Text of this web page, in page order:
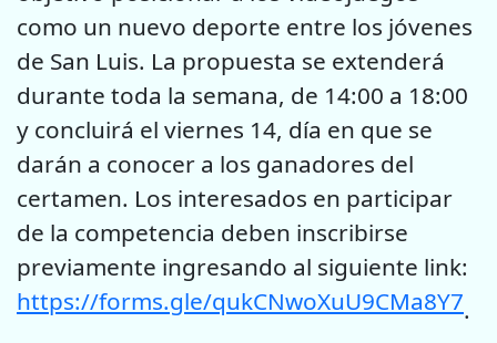
como un nuevo deporte entre los jóvenes
de San Luis. La propuesta se extenderá
durante toda la semana, de 14:00 a 18:00
y concluirá el viernes 14, día en que se
darán a conocer a los ganadores del
certamen. Los interesados en participar
de la competencia deben inscribirse
previamente ingresando al siguiente link:
https://forms.gle/qukCNwoXuU9CMa8Y7.